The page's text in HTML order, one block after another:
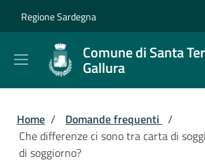
Regione Sardegna
Comune di Santa
Gallura
Briciole di pane
Home / Domande frequenti /
Che differenze ci sono tra carta di
di soggiorno?